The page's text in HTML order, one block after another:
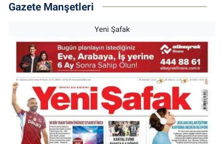
Gazete Manşetleri
Yeni Şafak